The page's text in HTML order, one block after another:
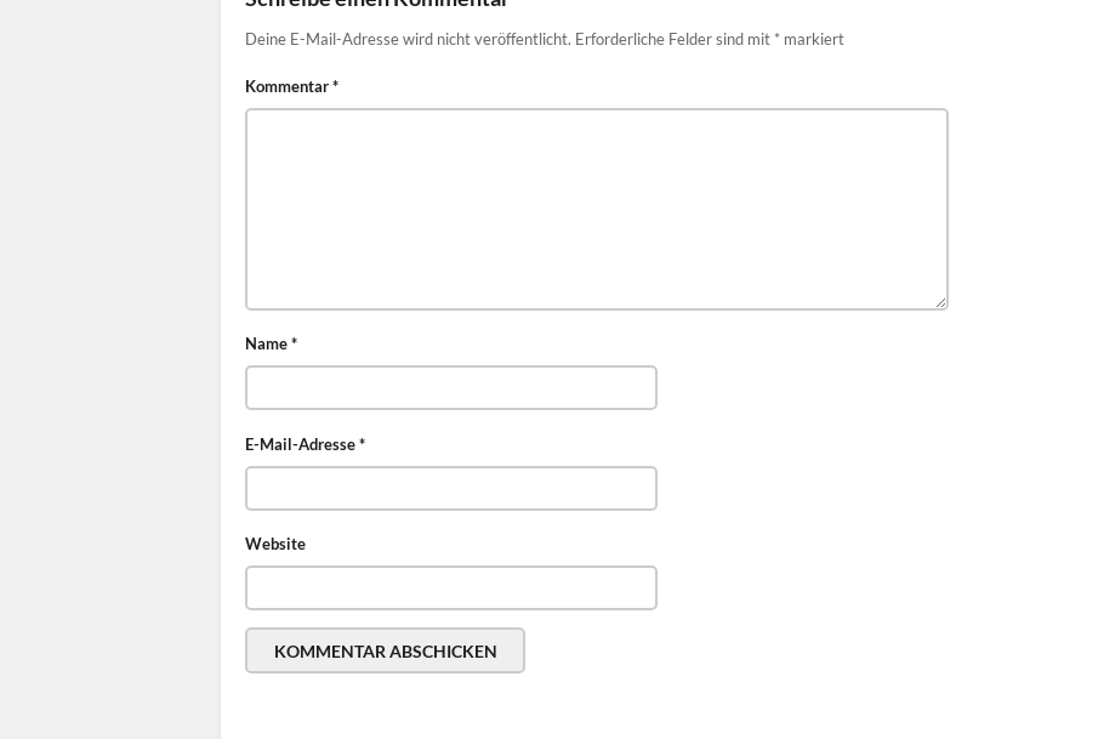
Deine E-Mail-Adresse wird nicht veröffentlicht. Erforderliche Felder sind mit * markiert
Kommentar*
Name*
E-Mail-Adresse*
Website